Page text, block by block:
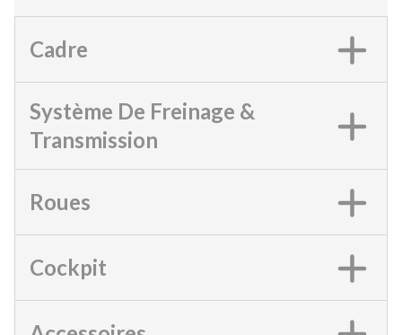
Cadre
Système De Freinage &
Transmission
Roues
Cockpit